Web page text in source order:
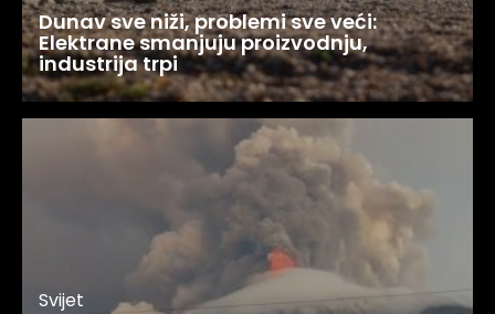
Dunav sve niži, problemi sve veći:
Elektrane smanjuju proizvodnju,
industrija trpi
Svijet